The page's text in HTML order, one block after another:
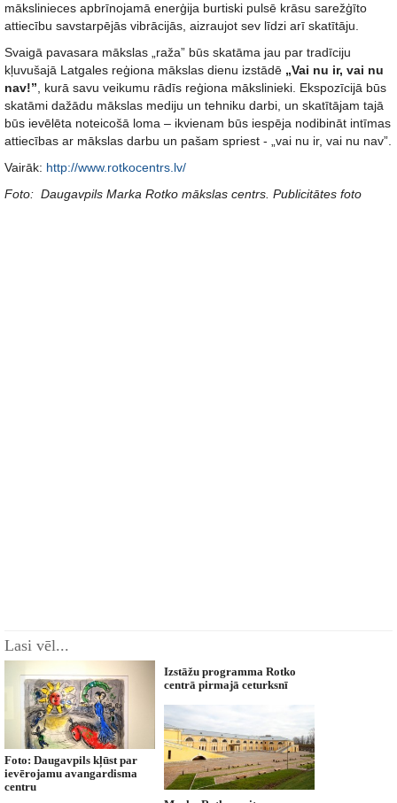
mākslinieces apbrīnojamā enerģija burtiski pulsē krāsu sarežģīto
attiecību savstarpējās vibrācijās, aizraujot sev līdzi arī skatītāju.
Svaigā pavasara mākslas „raža” būs skatāma jau par tradīciju
kļuvušajā Latgales reģiona mākslas dienu izstādē „Vai nu ir, vai nu
nav!” , kurā savu veikumu rādīs reģiona mākslinieki. Ekspozīcijā būs
skatāmi dažādu mākslas mediju un tehniku darbi, un skatītājam tajā
būs ievēlēta noteicošā loma – ikvienam būs iespēja nodibināt intīmas
attiecības ar mākslas darbu un pašam spriest - „vai nu ir, vai nu nav”.
Vairāk: http://www.rotkocentrs.lv/
Foto: Daugavpils Marka Rotko mākslas centrs. Publicitātes foto
Lasi vēl...
Foto: Daugavpils kļūst par
ievērojamu avangardisma
centru
Izstāžu programma Rotko
centrā pirmajā ceturksnī